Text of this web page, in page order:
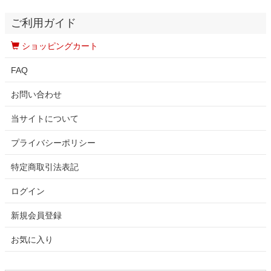
ご利用ガイド
ショッピングカート
FAQ
お問い合わせ
当サイトについて
プライバシーポリシー
特定商取引法表記
ログイン
新規会員登録
お気に入り